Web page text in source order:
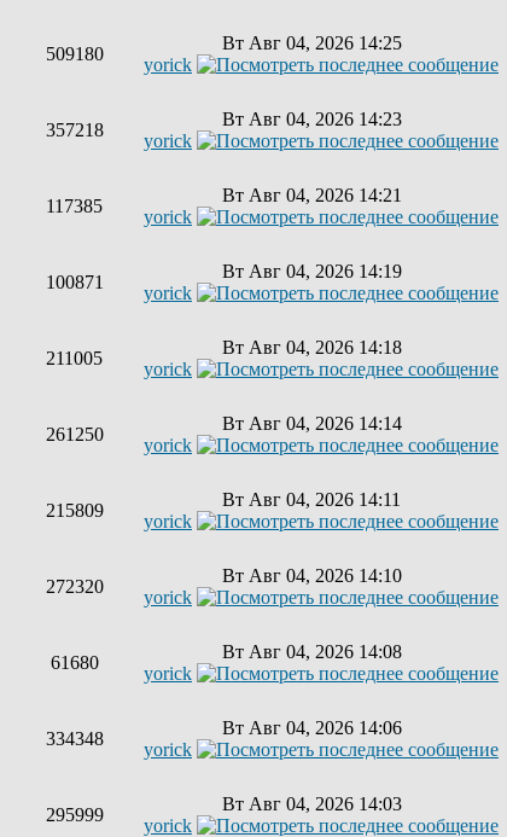
509180
Вт Авг 04, 2026 14:25
yorick
357218
Вт Авг 04, 2026 14:23
yorick
117385
Вт Авг 04, 2026 14:21
yorick
100871
Вт Авг 04, 2026 14:19
yorick
211005
Вт Авг 04, 2026 14:18
yorick
261250
Вт Авг 04, 2026 14:14
yorick
215809
Вт Авг 04, 2026 14:11
yorick
272320
Вт Авг 04, 2026 14:10
yorick
61680
Вт Авг 04, 2026 14:08
yorick
334348
Вт Авг 04, 2026 14:06
yorick
295999
Вт Авг 04, 2026 14:03
yorick